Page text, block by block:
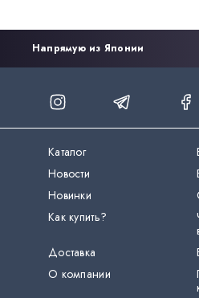
Напрямую из Японии
Каталог
Новости
Новинки
Как купить?
Доставка
О компании